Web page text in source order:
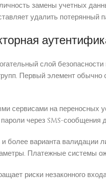
замены учетных
удалить
слой
Первый элемент
сервисами на
через SMS-сообщения
и более варианта
Платежные системы
риски незаконного